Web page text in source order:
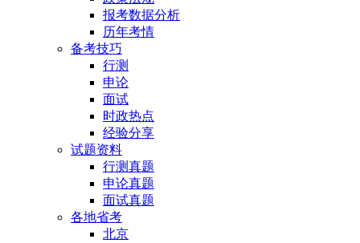
报考数据分析
历年考情
备考技巧
行测
申论
面试
时政热点
经验分享
试题资料
行测真题
申论真题
面试真题
各地省考
北京